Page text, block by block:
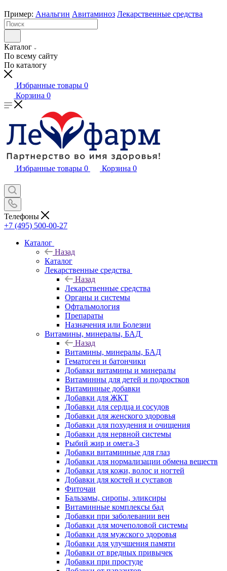
Пример: Анальгин Авитаминоз Лекарственные средства
Каталог
По всему сайту
По каталогу
Избранные товары 0
Корзина 0
Избранные товары 0 Корзина 0
Телефоны
+7 (495) 500-00-27
Каталог
Назад
Каталог
Лекарственные средства
Назад
Лекарственные средства
Органы и системы
Офтальмология
Препараты
Назначения или Болезни
Витамины, минералы, БАД
Назад
Витамины, минералы, БАД
Гематоген и батончики
Добавки витамины и минералы
Витаминны для детей и подростков
Витаминные добавки
Добавки для ЖКТ
Добавки для сердца и сосудов
Добавки для женского здоровья
Добавки для похудения и очищения
Добавки для нервной системы
Рыбий жир и омега-3
Добавки витаминные для глаз
Добавки для нормализации обмена веществ
Добавки для кожи, волос и ногтей
Добавки для костей и суставов
Фиточаи
Бальзамы, сиропы, эликсиры
Витаминные комплексы бад
Добавки при заболевании вен
Добавки для мочеполовой системы
Добавки для мужского здоровья
Добавки для улучшения памяти
Добавки от вредных привычек
Добавки при простуде